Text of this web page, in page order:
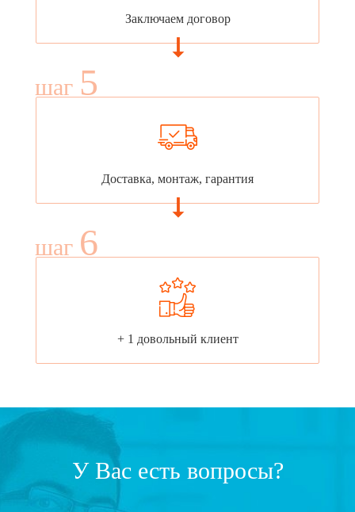
Заключаем договор
шаг 5
Доставка, монтаж, гарантия
шаг 6
+ 1 довольный клиент
У Вас есть вопросы?